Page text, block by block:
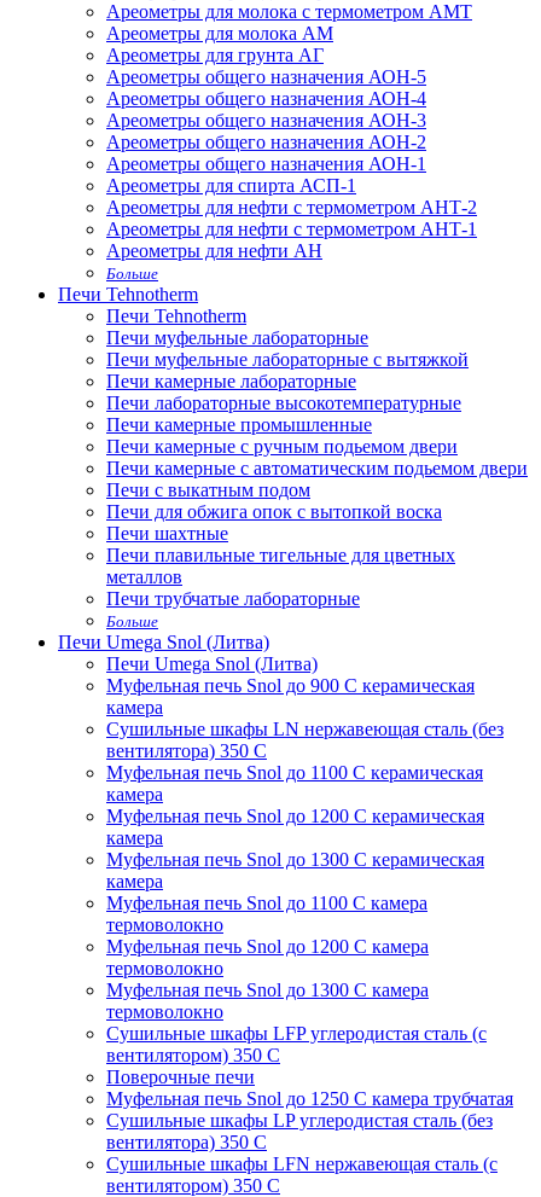
Ареометры для молока с термометром АМТ
Ареометры для молока АМ
Ареометры для грунта АГ
Ареометры общего назначения АОН-5
Ареометры общего назначения АОН-4
Ареометры общего назначения АОН-3
Ареометры общего назначения АОН-2
Ареометры общего назначения АОН-1
Ареометры для спирта АСП-1
Ареометры для нефти с термометром АНТ-2
Ареометры для нефти с термометром АНТ-1
Ареометры для нефти АН
Больше
Печи Tehnotherm
Печи Tehnotherm
Печи муфельные лабораторные
Печи муфельные лабораторные с вытяжкой
Печи камерные лабораторные
Печи лабораторные высокотемпературные
Печи камерные промышленные
Печи камерные с ручным подьемом двери
Печи камерные с автоматическим подьемом двери
Печи с выкатным подом
Печи для обжига опок с вытопкой воска
Печи шахтные
Печи плавильные тигельные для цветных
металлов
Печи трубчатые лабораторные
Больше
Печи Umega Snol (Литва)
Печи Umega Snol (Литва)
Муфельная печь Snol до 900 С керамическая
камера
Сушильные шкафы LN нержавеющая сталь (без
вентилятора) 350 С
Муфельная печь Snol до 1100 С керамическая
камера
Муфельная печь Snol до 1200 С керамическая
камера
Муфельная печь Snol до 1300 С керамическая
камера
Муфельная печь Snol до 1100 С камера
термоволокно
Муфельная печь Snol до 1200 С камера
термоволокно
Муфельная печь Snol до 1300 С камера
термоволокно
Сушильные шкафы LFP углеродистая сталь (с
вентилятором) 350 С
Поверочные печи
Муфельная печь Snol до 1250 С камера трубчатая
Сушильные шкафы LP углеродистая сталь (без
вентилятора) 350 С
Сушильные шкафы LFN нержавеющая сталь (с
вентилятором) 350 С